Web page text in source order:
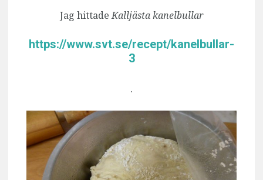
Jag hittadeKalljästa kanelbullar
https://www.svt.se/recept/kanelbullar-
3
.